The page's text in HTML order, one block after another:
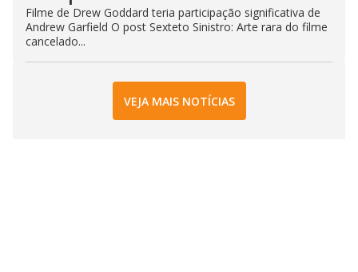
Filme de Drew Goddard teria participação significativa de
Andrew Garfield O post Sexteto Sinistro: Arte rara do filme
cancelado...
VEJA MAIS NOTÍCIAS